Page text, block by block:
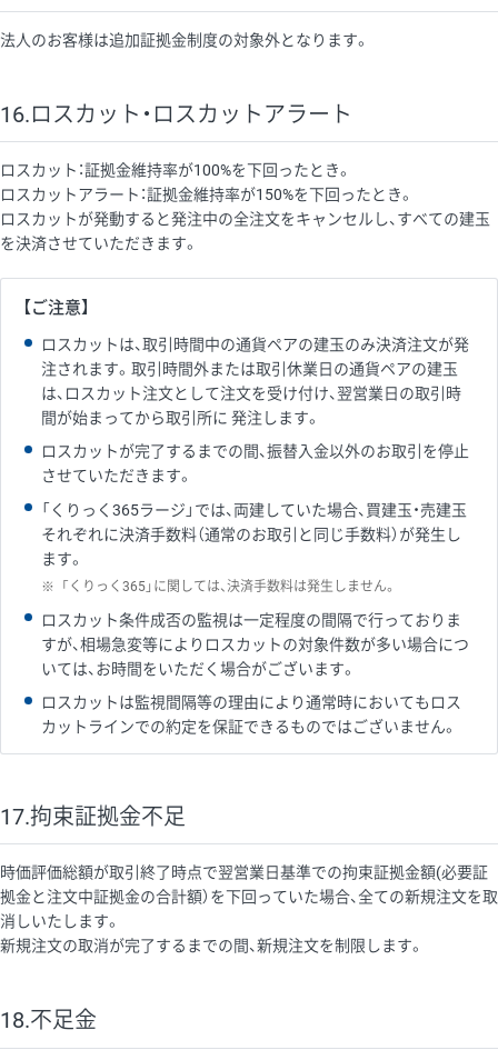
法人のお客様は追加証拠金制度の対象外となります。
16.ロスカット・ロスカットアラート
ロスカット：証拠金維持率が100%を下回ったとき。
ロスカットアラート：証拠金維持率が150%を下回ったとき。
ロスカットが発動すると発注中の全注文をキャンセルし、すべての建玉
を決済させていただきます。
【ご注意】
ロスカットは、取引時間中の通貨ペアの建玉のみ決済注文が発
注されます。取引時間外または取引休業日の通貨ペアの建玉
は、ロスカット注文として注文を受け付け、翌営業日の取引時
間が始まってから取引所に 発注します。
ロスカットが完了するまでの間、振替入金以外のお取引を停止
させていただきます。
「くりっく365ラージ」では、両建していた場合、買建玉・売建玉
それぞれに決済手数料（通常のお取引と同じ手数料）が発生し
ます。
※ 「くりっく365」に関しては、決済手数料は発生しません。
ロスカット条件成否の監視は一定程度の間隔で行っておりま
すが、相場急変等によりロスカットの対象件数が多い場合につ
いては、お時間をいただく場合がございます。
ロスカットは監視間隔等の理由により通常時においてもロス
カットラインでの約定を保証できるものではございません。
17.拘束証拠金不足
時価評価総額が取引終了時点で翌営業日基準での拘束証拠金額(必要証
拠金と注文中証拠金の合計額）を下回っていた場合、全ての新規注文を取
消しいたします。
新規注文の取消が完了するまでの間、新規注文を制限します。
18.不足金